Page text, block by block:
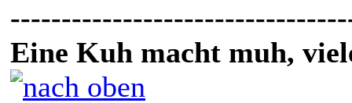
Eine Kuh macht muh,